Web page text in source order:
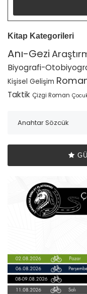
Kitap Kategorileri
Anı-Gezi
Biyografi-
Kişisel Gelişim
Taktik Çizgi Roman